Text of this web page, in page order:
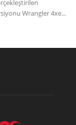
Wrangler 4xe...